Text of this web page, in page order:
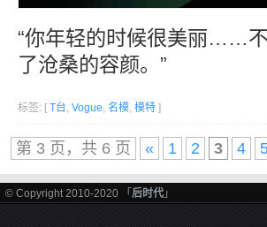
“你年轻的时候很美丽……
了沧桑的容颜。”
标签: [ T台, Vogue, 名模, 模特 ]
第 3 页，共 6 页 « 1 2 3 4
© Copyright 2010-2020 「 后时代 」